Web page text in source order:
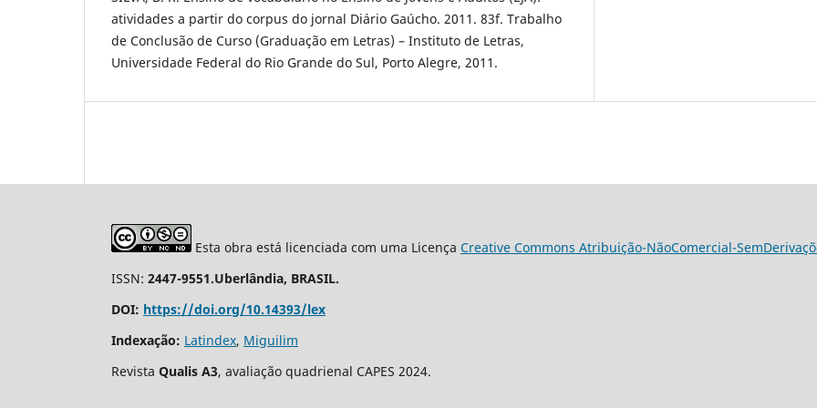
atividades a partir do corpus do jornal Diário Gaúcho. 2011. 83f. Trabalho
de Conclusão de Curso (Graduação em Letras) – Instituto de Letras,
Universidade Federal do Rio Grande do Sul, Porto Alegre, 2011.
Esta obra está licenciada com uma Licença Creative Commons Atribuição-NãoComercial-
ISSN: 2447-9551.Uberlândia, BRASIL.
DOI: https://doi.org/10.14393/lex
Indexação: Latindex, Miguilim
Revista Qualis A3, avaliação quadrienal CAPES 2024.